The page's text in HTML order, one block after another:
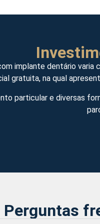
implante dentário varia
gratuita, na qual
particular e diversas
Perguntas